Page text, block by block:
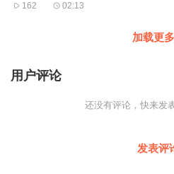
162 02:13
加载更多
用户评论
还没有评论，快来发
发表评